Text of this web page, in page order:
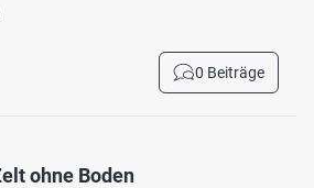
0 Beiträge
ohne Boden